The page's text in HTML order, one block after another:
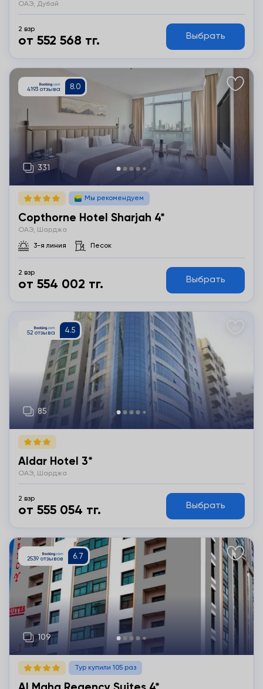
ОАЭ, Дубай
2 взр
от 552 568 тг. Выбрать
Мы рекомендуем
Copthorne Hotel Sharjah 4*
ОАЭ, Шарджа
3-я линия Песок
2 взр
от 554 002 тг. Выбрать
Подробнее
Aldar Hotel 3*
ОАЭ, Шарджа
2 взр
от 555 054 тг. Выбрать
Тур купили 105 раз
Подробнее